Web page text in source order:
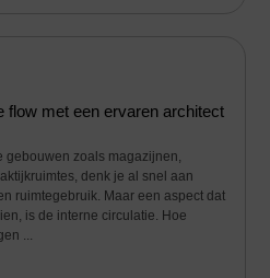
flow met een ervaren architect
gebouwen zoals magazijnen,
denk je al snel aan
ruimtegebruik. Maar een aspect dat
is de interne circulatie. Hoe
...